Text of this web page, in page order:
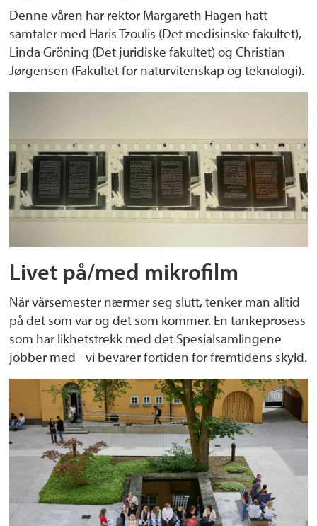
Denne våren har rektor Margareth Hagen hatt
samtaler med Haris Tzoulis (Det medisinske fakultet),
Linda Gröning (Det juridiske fakultet) og Christian
Jørgensen (Fakultet for naturvitenskap og teknologi).
Livet på/med mikrofilm
Når vårsemester nærmer seg slutt, tenker man alltid
på det som var og det som kommer. En tankeprosess
som har likhetstrekk med det Spesialsamlingene
jobber med - vi bevarer fortiden for fremtidens skyld.